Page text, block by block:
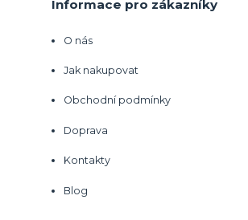
Informace pro zákazníky
O nás
Jak nakupovat
Obchodní podmínky
Doprava
Kontakty
Blog